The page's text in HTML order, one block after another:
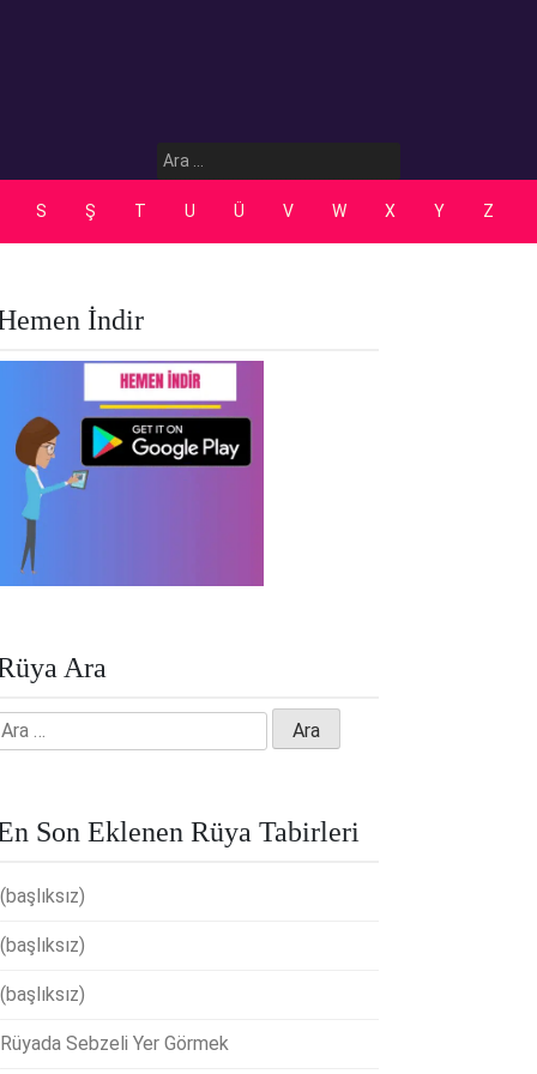
Arama:
S Ş T U Ü V W X Y Z
İndir
Ara
Arama:
Son Eklenen Rüya Tabirleri
(başlıksız)
(başlıksız)
(başlıksız)
Rüyada Sebzeli Yer Görmek